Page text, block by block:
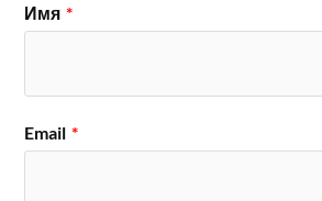
Имя *
Email *